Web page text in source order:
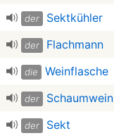
der Sektkühler
der Flachmann
die Weinflasche
der Schaumwein
der Sekt